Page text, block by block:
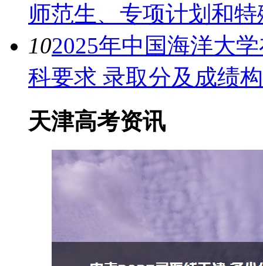
师范生、专项计划和
102025年中国海洋大
科要求 录取分及成绩
天津高考资讯